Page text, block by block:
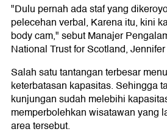
"Dulu pernah ada staf yang
pelecehan verbal, Karena itu, kini
body cam," sebut Manajer
National Trust for Scotland,
Salah satu tantangan terbesar
keterbatasan kapasitas. Sehingga
kunjungan sudah melebihi
memperbolehkan wisatawan yang
area tersebut.